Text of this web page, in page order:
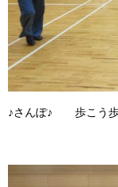
♪さんぽ♪ 歩こう